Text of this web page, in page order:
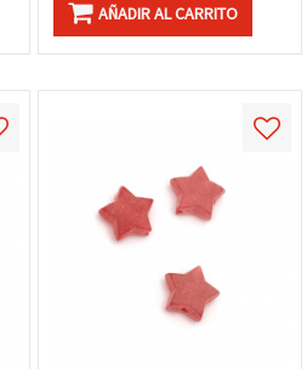
AÑADIR AL CARRITO